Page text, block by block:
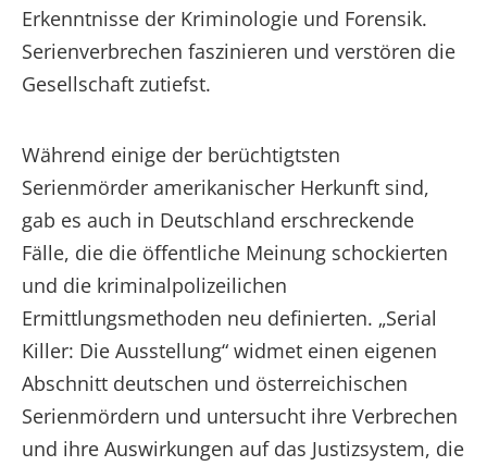
Erkenntnisse der Kriminologie und Forensik.
Serienverbrechen faszinieren und verstören die
Gesellschaft zutiefst.
Während einige der berüchtigtsten
Serienmörder amerikanischer Herkunft sind,
gab es auch in Deutschland erschreckende
Fälle, die die öffentliche Meinung schockierten
und die kriminalpolizeilichen
Ermittlungsmethoden neu definierten. „Serial
Killer: Die Ausstellung“ widmet einen eigenen
Abschnitt deutschen und österreichischen
Serienmördern und untersucht ihre Verbrechen
und ihre Auswirkungen auf das Justizsystem, die